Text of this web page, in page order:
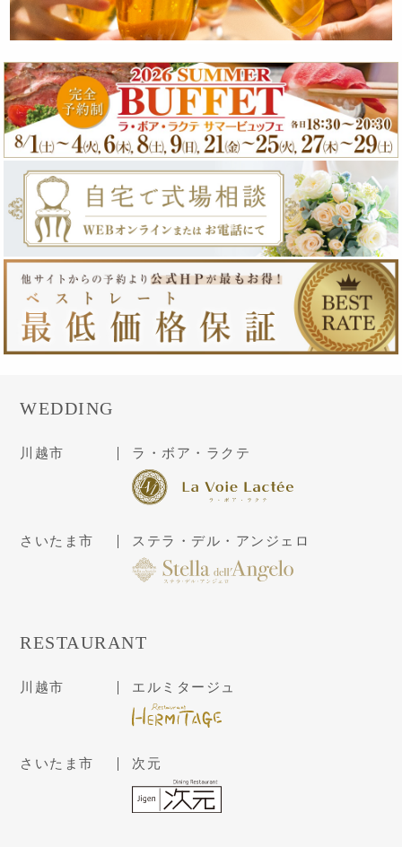
WEDDING
川越市 ラ・ボア・ラクテ
さいたま市 ステラ・デル・アンジェロ
RESTAURANT
川越市 エルミタージュ
さいたま市 次元